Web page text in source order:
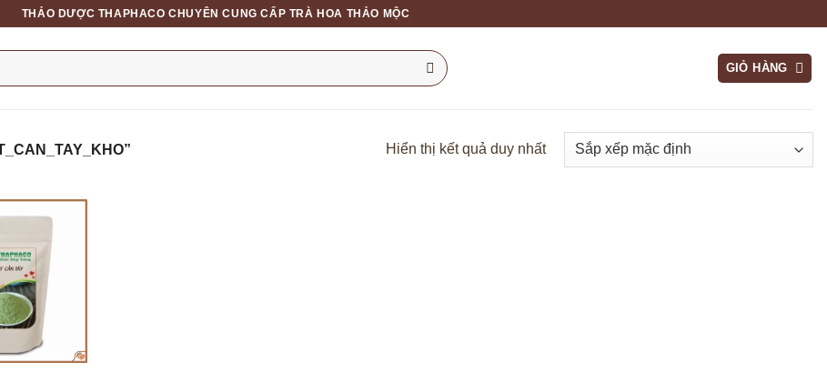
THẢO DƯỢC THAPHACO CHUYÊN CUNG CẤP TRÀ HOA THẢO MỘC
GIỎ HÀNG
Hiển thị kết quả duy nhất